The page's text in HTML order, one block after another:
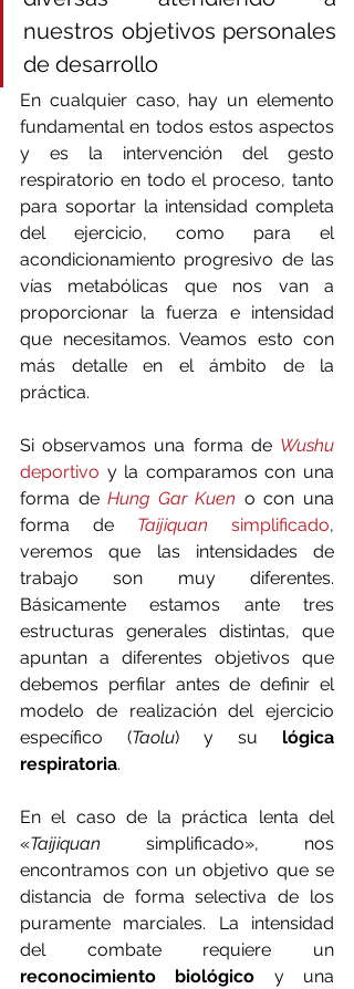
nuestros objetivos personales
de desarrollo
En cualquier caso, hay un elemento
fundamental en todos estos aspectos
y es la intervención del gesto
respiratorio en todo el proceso, tanto
para soportar la intensidad completa
del ejercicio, como para el
acondicionamiento progresivo de las
vías metabólicas que nos van a
proporcionar la fuerza e intensidad
que necesitamos. Veamos esto con
más detalle en el ámbito de la
práctica.
Si observamos una forma de
deportivo y la comparamos con una
forma de Hung Gar Kuen o con una
forma de Taijiquan simplificado,
veremos que las intensidades de
trabajo son muy diferentes.
Básicamente estamos ante tres
estructuras generales distintas, que
apuntan a diferentes objetivos que
debemos perfilar antes de definir el
modelo de realización del ejercicio
específico (Taolu) y su lógica
respiratoria.
En el caso de la práctica lenta del
«Taijiquan simplificado», nos
encontramos con un objetivo que se
distancia de forma selectiva de los
puramente marciales. La intensidad
reconocimiento biológico y una